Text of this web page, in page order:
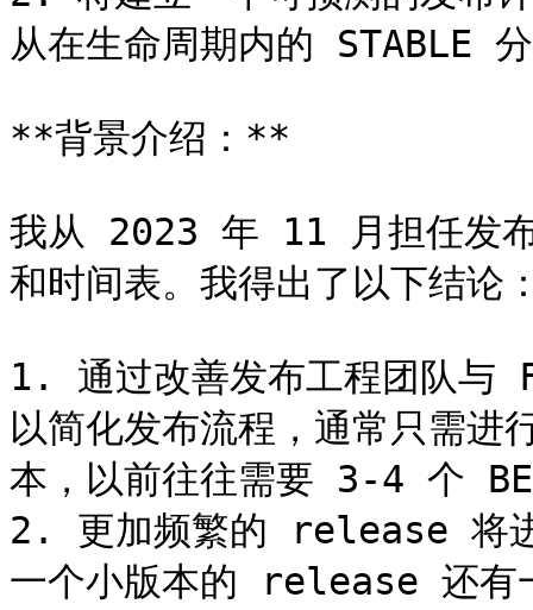
从在生命周期内的 STABLE
**背景介绍：**
我从 2023 年 11 月担任发布
和时间表。我得出了以下结论
1. 通过改善发布工程团队与
以简化发布流程，通常只需
本，以前往往需要 3-4 个
2. 更加频繁的 release 将进
一个小版本的 release 还有